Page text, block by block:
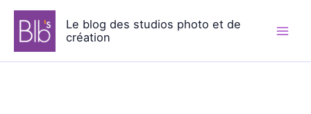
Aller
contenu
Le blog des studios photo et de
création